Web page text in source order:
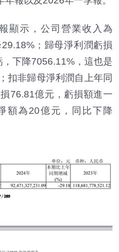
顯示，公司營業收入為
；歸母淨利潤虧損
下降7056.11%，這也是
扣非歸母淨利潤自上年同
76.81億元，虧損額進一
額為20億元，同比下降